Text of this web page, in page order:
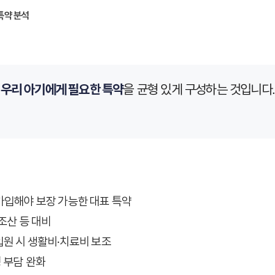
약 분석
리 아기에게 필요한 특약을 균형 있게 구성하는 것입니다.
입해야 보장 가능한 대표 특약
산 등 대비
시 생활비·치료비 보조
부담 완화